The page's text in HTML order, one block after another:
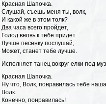
Красная Шапочка.
Слушай, съешь меня ты, волк,
И какой же в этом толк?
Два часа всего пройдет,
Голод вновь к тебе придет.
Лучше песенку послушай,
Может, станет тебе лучше.
Исполняет танец вокруг елки под
Красная Шапочка.
Ну что, Волк, понравилась тебе
Волк.
Конечно, понравилась!